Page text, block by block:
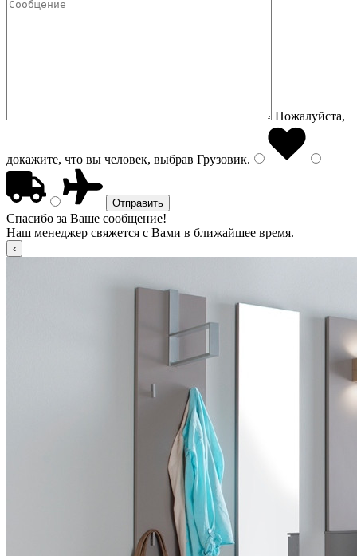
Пожалуйста,
докажите, что вы человек, выбрав Грузовик.
Спасибо за Ваше сообщение!
Наш менеджер свяжется с Вами в ближайшее время.